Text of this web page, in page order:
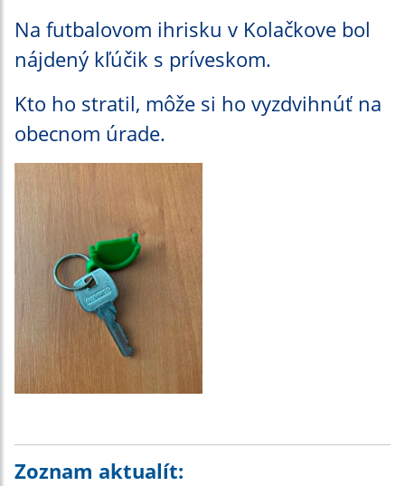
Na futbalovom ihrisku v Kolačkove bol
nájdený kľúčik s príveskom.
Kto ho stratil, môže si ho vyzdvihnúť na
obecnom úrade.
Zoznam aktualít: